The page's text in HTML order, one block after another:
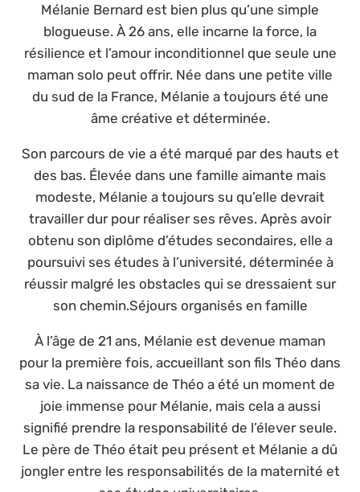
Mélanie Bernard est bien plus qu’une simple
blogueuse. À 26 ans, elle incarne la force, la
résilience et l’amour inconditionnel que seule une
maman solo peut offrir. Née dans une petite ville
du sud de la France, Mélanie a toujours été une
âme créative et déterminée.
Son parcours de vie a été marqué par des hauts et
des bas. Élevée dans une famille aimante mais
modeste, Mélanie a toujours su qu’elle devrait
travailler dur pour réaliser ses rêves. Après avoir
obtenu son diplôme d’études secondaires, elle a
poursuivi ses études à l’université, déterminée à
réussir malgré les obstacles qui se dressaient sur
son chemin.Séjours organisés en famille
À l’âge de 21 ans, Mélanie est devenue maman
pour la première fois, accueillant son fils Théo dans
sa vie. La naissance de Théo a été un moment de
joie immense pour Mélanie, mais cela a aussi
signifié prendre la responsabilité de l’élever seule.
Le père de Théo était peu présent et Mélanie a dû
jongler entre les responsabilités de la maternité et